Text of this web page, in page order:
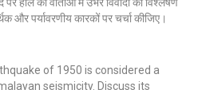
और पर्यावरणीय कारकों पर चर्चा कीजिए।
of 1950 is considered a
seismicity. Discuss its